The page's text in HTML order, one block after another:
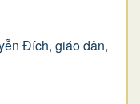
Ðích, giáo dân,